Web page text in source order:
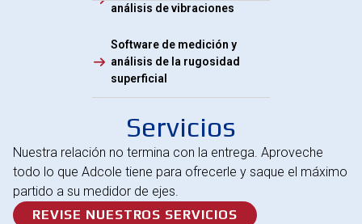
análisis de vibraciones
Software de medición y
análisis de la rugosidad
superficial
Servicios
Nuestra relación no termina con la entrega. Aproveche
todo lo que Adcole tiene para ofrecerle y saque el máximo
partido a su medidor de ejes.
REVISE NUESTROS SERVICIOS